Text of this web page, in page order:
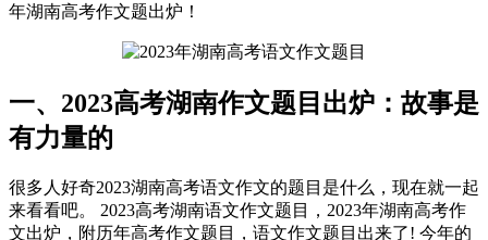
年湖南高考作文题出炉！
一、2023高考湖南作文题目出炉：故事是
有力量的
很多人好奇2023湖南高考语文作文的题目是什么，现在就一起
来看看吧。 2023高考湖南语文作文题目，2023年湖南高考作
文出炉，附历年高考作文题目，语文作文题目出来了! 今年的